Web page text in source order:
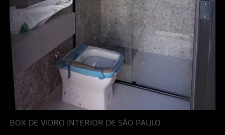
BOX DE VIDRO INTERIOR DE SÃO PAULO